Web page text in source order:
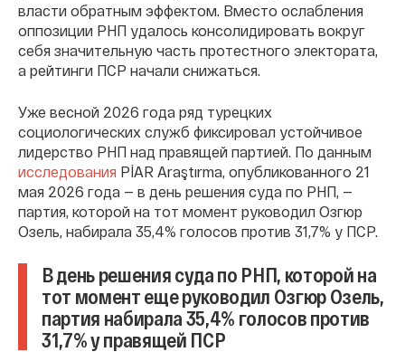
власти обратным эффектом. Вместо ослабления
оппозиции РНП удалось консолидировать вокруг
себя значительную часть протестного электората,
а рейтинги ПСР начали снижаться.
Уже весной 2026 года ряд турецких
социологических служб фиксировал устойчивое
лидерство РНП над правящей партией. По данным
исследования PİAR Araştırma, опубликованного 21
мая 2026 года — в день решения суда по РНП, —
партия, которой на тот момент руководил Озгюр
Озель, набирала 35,4% голосов против 31,7% у ПСР.
В день решения суда по РНП, которой на
тот момент еще руководил Озгюр Озель,
партия набирала 35,4% голосов против
31,7% у правящей ПСР